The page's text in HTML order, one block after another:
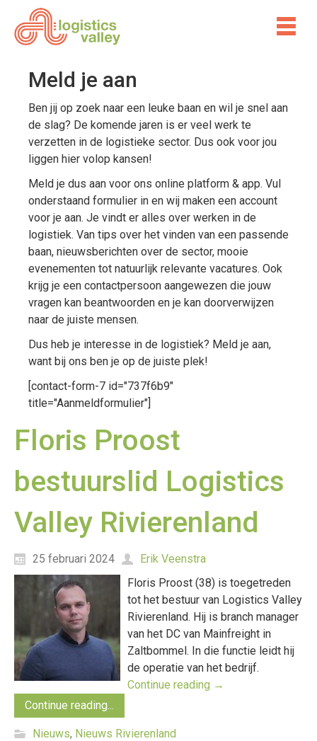
Meld je aan
Ben jij op zoek naar een leuke baan en wil je snel aan
de slag? De komende jaren is er veel werk te
verzetten in de logistieke sector. Dus ook voor jou
liggen hier volop kansen!
Meld je dus aan voor ons online platform & app. Vul
onderstaand formulier in en wij maken een account
voor je aan. Je vindt er alles over werken in de
logistiek. Van tips over het vinden van een passende
baan, nieuwsberichten over de sector, mooie
evenementen tot natuurlijk relevante vacatures. Ook
krijg je een contactpersoon aangewezen die jouw
vragen kan beantwoorden en je kan doorverwijzen
naar de juiste mensen.
Dus heb je interesse in de logistiek? Meld je aan,
want bij ons ben je op de juiste plek!
[contact-form-7 id="737f6b9"
title="Aanmeldformulier"]
Floris Proost
bestuurslid Logistics
Valley Rivierenland
25 februari 2024
Erik Veenstra
Floris Proost (38) is toegetreden
tot het bestuur van Logistics Valley
Rivierenland. Hij is branch manager
van het DC van Mainfreight in
Zaltbommel. In die functie leidt hij
de operatie van het bedrijf.
Continue reading →
Continue reading...
Nieuws, Nieuws Rivierenland